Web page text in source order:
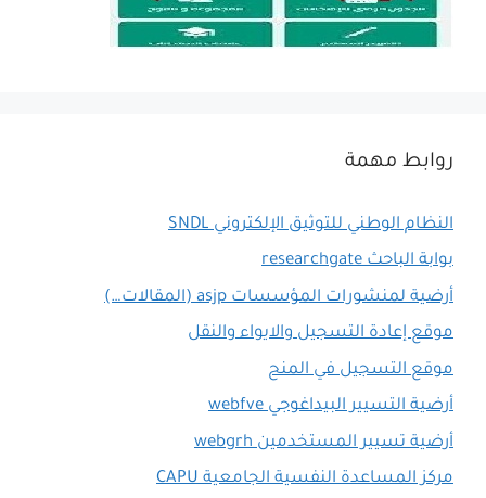
روابط مهمة
النظام الوطني للتوثيق الإلكتروني SNDL
بوابة الباحث researchgate
أرضية لمنشورات المؤسسات asjp (المقالات…)
موقع إعادة التسجيل والايواء والنقل
موقع التسجيل في المنح
أرضية التسيير البيداغوجي webfve
أرضية تسيير المستخدمين webgrh
مركز المساعدة النفسية الجامعية CAPU